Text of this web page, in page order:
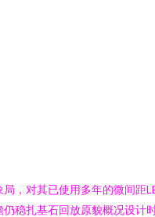
，对其已使用多年的微间距
稳扎基石回放原貌概况设计